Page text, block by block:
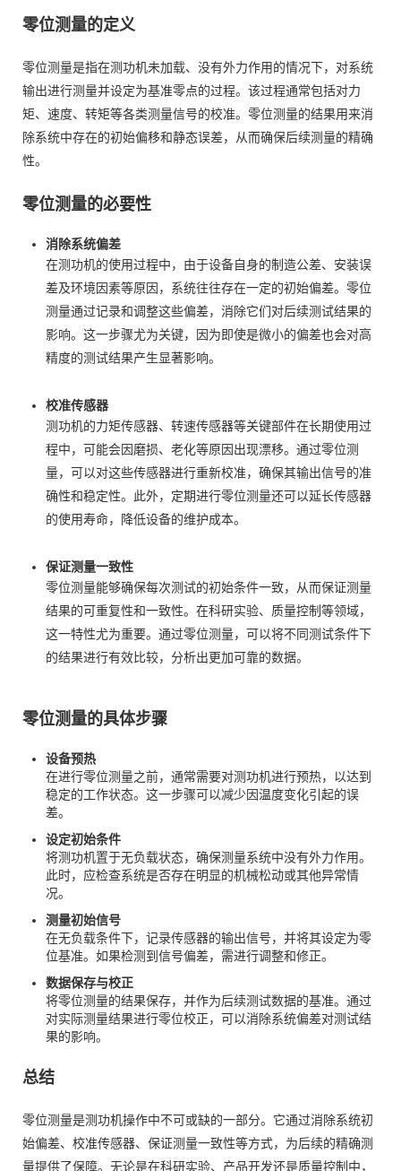
零位测量的定义
零位测量是指在测功机未加载、没有外力作用的情况下，对系统
输出进行测量并设定为基准零点的过程。该过程通常包括对力
矩、速度、转矩等各类测量信号的校准。零位测量的结果用来消
除系统中存在的初始偏移和静态误差，从而确保后续测量的精确
性。
零位测量的必要性
消除系统偏差
在测功机的使用过程中，由于设备自身的制造公差、安装误
差及环境因素等原因，系统往往存在一定的初始偏差。零位
测量通过记录和调整这些偏差，消除它们对后续测试结果的
影响。这一步骤尤为关键，因为即使是微小的偏差也会对高
精度的测试结果产生显著影响。
校准传感器
测功机的力矩传感器、转速传感器等关键部件在长期使用过
程中，可能会因磨损、老化等原因出现漂移。通过零位测
量，可以对这些传感器进行重新校准，确保其输出信号的准
确性和稳定性。此外，定期进行零位测量还可以延长传感器
的使用寿命，降低设备的维护成本。
保证测量一致性
零位测量能够确保每次测试的初始条件一致，从而保证测量
结果的可重复性和一致性。在科研实验、质量控制等领域，
这一特性尤为重要。通过零位测量，可以将不同测试条件下
的结果进行有效比较，分析出更加可靠的数据。
零位测量的具体步骤
设备预热
在进行零位测量之前，通常需要对测功机进行预热，以达到
稳定的工作状态。这一步骤可以减少因温度变化引起的误
差。
设定初始条件
将测功机置于无负载状态，确保测量系统中没有外力作用。
此时，应检查系统是否存在明显的机械松动或其他异常情
况。
测量初始信号
在无负载条件下，记录传感器的输出信号，并将其设定为零
位基准。如果检测到信号偏差，需进行调整和修正。
数据保存与校正
将零位测量的结果保存，并作为后续测试数据的基准。通过
对实际测量结果进行零位校正，可以消除系统偏差对测试结
果的影响。
总结
零位测量是测功机操作中不可或缺的一部分。它通过消除系统初
始偏差、校准传感器、保证测量一致性等方式，为后续的精确测
量提供了保障。无论是在科研实验、产品开发还是质量控制中，